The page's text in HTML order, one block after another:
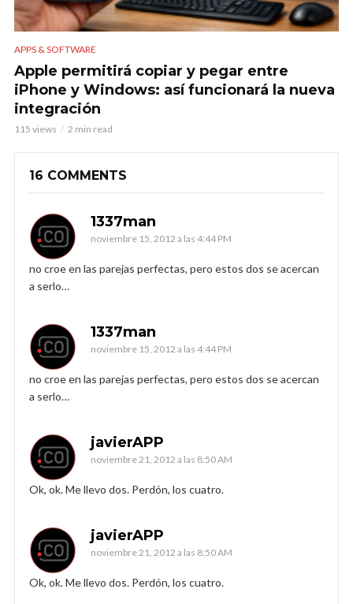
APPS & SOFTWARE
Apple permitirá copiar y pegar entre
iPhone y Windows: así funcionará la nueva
integración
115 views 2 min read
16 COMMENTS
1337man
noviembre 15, 2012 a las 4:44 PM
no croe en las parejas perfectas, pero estos dos se acercan
a serlo…
1337man
noviembre 15, 2012 a las 4:44 PM
no croe en las parejas perfectas, pero estos dos se acercan
a serlo…
javierAPP
noviembre 21, 2012 a las 8:50 AM
Ok, ok. Me llevo dos. Perdón, los cuatro.
javierAPP
noviembre 21, 2012 a las 8:50 AM
Ok, ok. Me llevo dos. Perdón, los cuatro.